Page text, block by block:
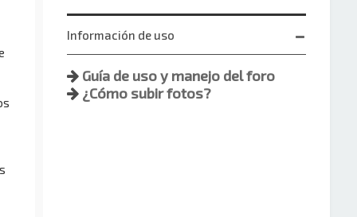
Información de uso
Guía de uso y manejo del foro
¿Cómo subir fotos?